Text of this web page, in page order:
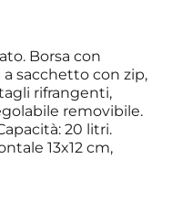
Borsa con
sacchetto con zip,
rifrangenti,
removibile.
20 litri.
13x12 cm,